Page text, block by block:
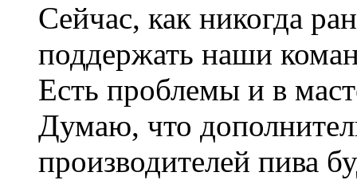
Сейчас, как никогда
поддержать наши
Есть проблемы и в
Думаю, что
производителей пива